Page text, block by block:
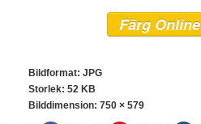
Färg Online
Bildformat: JPG
Storlek: 52 KB
Bilddimension: 750 × 579